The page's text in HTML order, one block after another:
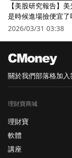
【美股研究報告】
是時候進場撿便宜了
2026/03/31 03:38
關於我們部落格加入
理財寶商城
理財寶
軟體
講座